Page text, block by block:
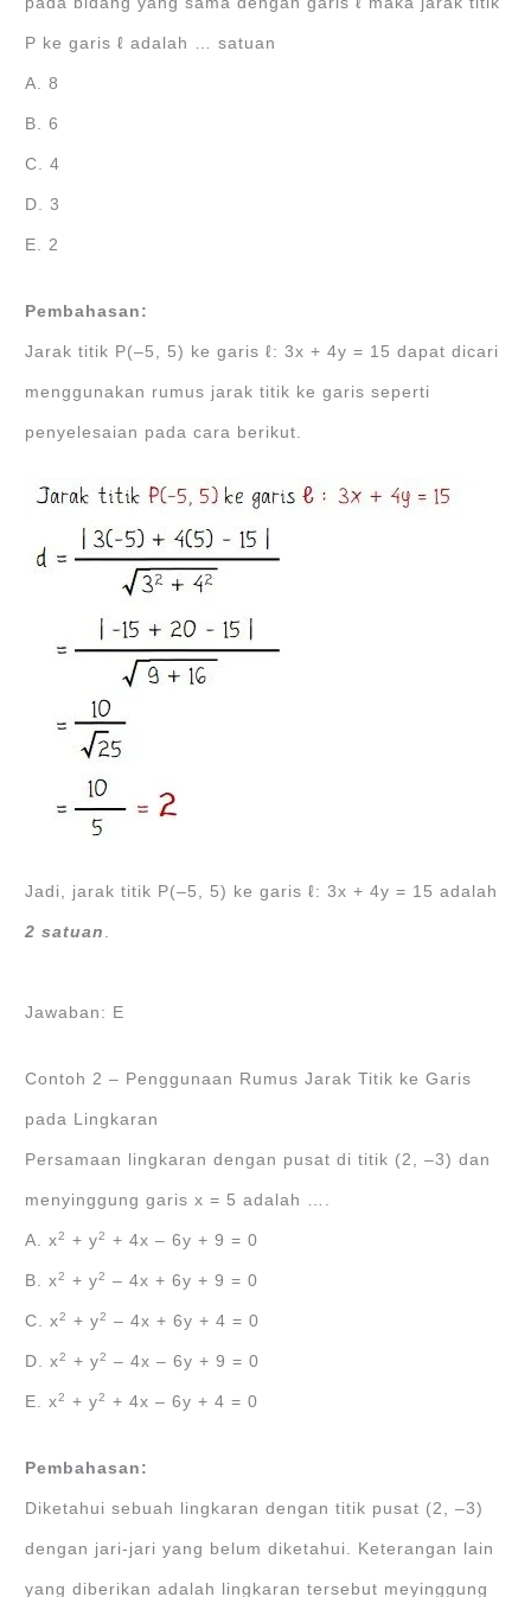
P ke garis ℓ adalah … satuan
A. 8
B. 6
C. 4
D. 3
E. 2
Pembahasan:
Jarak titik P(‒5, 5) ke garis ℓ: 3x + 4y = 15 dapat dicari
menggunakan rumus jarak titik ke garis seperti
penyelesaian pada cara berikut.
Jadi, jarak titik P(‒5, 5) ke garis ℓ: 3x + 4y = 15 adalah
2 satuan .
Jawaban: E
Contoh 2 – Penggunaan Rumus Jarak Titik ke Garis
pada Lingkaran
Persamaan lingkaran dengan pusat di titik (2, ‒3) dan
menyinggung garis x = 5 adalah ….
A. x2 + y2 + 4x ‒ 6y + 9 = 0
B. x2 + y2 ‒ 4x + 6y + 9 = 0
C. x2 + y2 ‒ 4x + 6y + 4 = 0
D. x2 + y2 ‒ 4x ‒ 6y + 9 = 0
E. x2 + y2 + 4x ‒ 6y + 4 = 0
Pembahasan:
Diketahui sebuah lingkaran dengan titik pusat (2, ‒3)
dengan jari-jari yang belum diketahui. Keterangan lain
yang diberikan adalah lingkaran tersebut meyinggung